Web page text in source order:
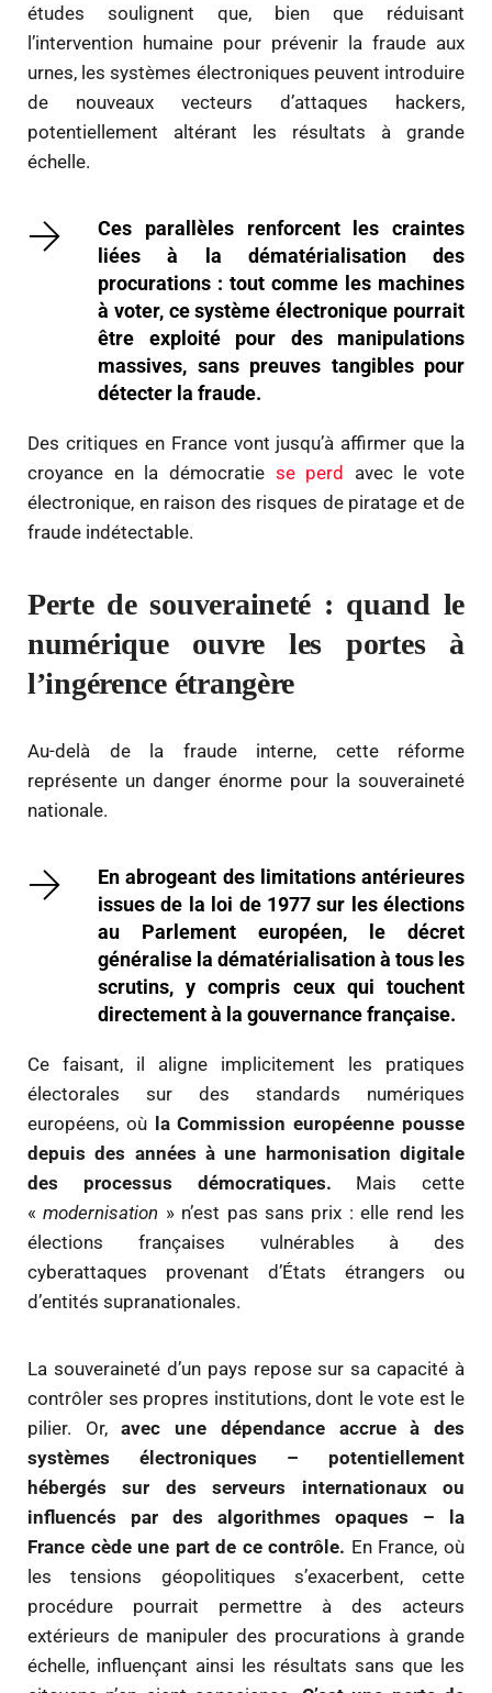
études soulignent que, bien que réduisant
l’intervention humaine pour prévenir la fraude aux
urnes, les systèmes électroniques peuvent introduire
de nouveaux vecteurs d’attaques hackers,
potentiellement altérant les résultats à grande
échelle.
Ces parallèles renforcent les craintes
liées à la dématérialisation des
procurations : tout comme les machines
à voter, ce système électronique pourrait
être exploité pour des manipulations
massives, sans preuves tangibles pour
détecter la fraude.
Des critiques en France vont jusqu’à affirmer que la
croyance en la démocratie se perd avec le vote
électronique, en raison des risques de piratage et de
fraude indétectable.
Perte de souveraineté : quand le
numérique ouvre les portes à
l’ingérence étrangère
Au-delà de la fraude interne, cette réforme
représente un danger énorme pour la souveraineté
nationale.
En abrogeant des limitations antérieures
issues de la loi de 1977 sur les élections
au Parlement européen, le décret
généralise la dématérialisation à tous les
scrutins, y compris ceux qui touchent
directement à la gouvernance française.
Ce faisant, il aligne implicitement les pratiques
électorales sur des standards numériques
européens, où la Commission européenne pousse
depuis des années à une harmonisation digitale
des processus démocratiques. Mais cette
«modernisation » n’est pas sans prix : elle rend les
élections françaises vulnérables à des
cyberattaques provenant d’États étrangers ou
d’entités supranationales.
La souveraineté d’un pays repose sur sa capacité à
contrôler ses propres institutions, dont le vote est le
pilier. Or,avec une dépendance accrue à des
systèmes électroniques – potentiellement
hébergés sur des serveurs internationaux ou
influencés par des algorithmes opaques – la
France cède une part de ce contrôle. En France, où
les tensions géopolitiques s’exacerbent, cette
procédure pourrait permettre à des acteurs
extérieurs de manipuler des procurations à grande
échelle, influençant ainsi les résultats sans que les